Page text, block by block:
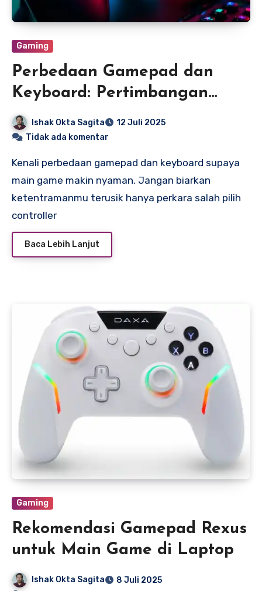
Gaming
Perbedaan Gamepad dan
Keyboard: Pertimbangan
Sebelum Bermain Game di PC
Ishak Okta Sagita
12 Juli 2025
Tidak ada komentar
Kenali perbedaan gamepad dan keyboard supaya
main game makin nyaman. Jangan biarkan
ketentramanmu terusik hanya perkara salah pilih
controller
Baca Lebih Lanjut
Gaming
Rekomendasi Gamepad Rexus
untuk Main Game di Laptop
Ishak Okta Sagita
8 Juli 2025